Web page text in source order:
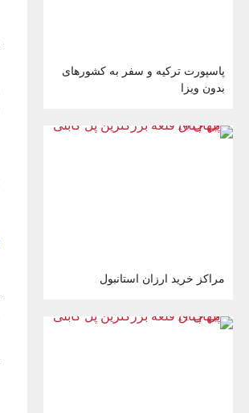
پاسپورت ترکیه و سفر به کشورهای
بدون ویزا
مراکز خرید ارزان استانبول